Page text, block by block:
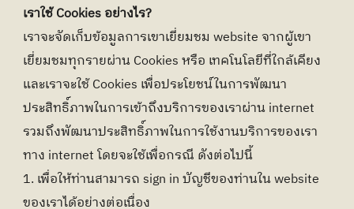
เราใช้ Cookies อย่างไร?
เราจะจัดเก็บข้อมูลการเขาเยี่ยมชม website จากผู้เขา
เยี่ยมชมทุกรายผ่าน Cookies หรือ เทคโนโลยีที่ใกล้เคียง
และเราจะใช้ Cookies เพื่อประโยชน์ในการพัฒนา
ประสิทธิ์ภาพในการเข้าถึงบริการของเราผ่าน internet
รวมถึงพัฒนาประสิทธิ์ภาพในการใช้งานบริการของเรา
ทาง internet โดยจะใช้เพื่อกรณี ดังต่อไปนี้
1. เพื่อให้ท่านสามารถ sign in บัญชีของท่านใน website
ของเราได้อย่างต่อเนื่อง